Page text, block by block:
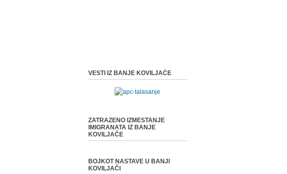
VESTI IZ BANJE KOVILJAČE
ZATRAZENO IZMESTANJE
IMIGRANATA IZ BANJE
KOVILJAČE
BOJKOT NASTAVE U BANJI
KOVILJAČI